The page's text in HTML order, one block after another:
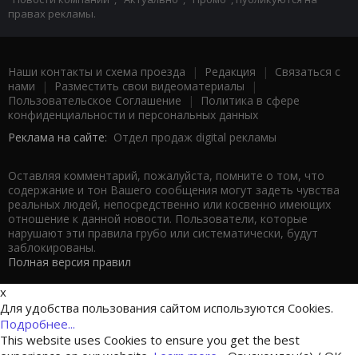
правах рекламы.
Наши контакты и схема проезда | Редакция | Связаться с
нами | Разместить свои видеоматериалы |
Пользовательское Соглашение |
Политика в сфере
конфиденциальности и персональных данных
Реклама на сайте: Отдел продаж digital рекламы
Оставляя комментарий, пожалуйста, помните о том, что
содержание и тон Вашего сообщения могут задеть чувства
реальных людей, непосредственно или косвенно имеющих
отношение к данной новости. Пользователи, которые
нарушают эти правила грубо или систематически, будут
заблокированы.
Полная версия правил
x
Для удобства пользования сайтом используются Cookies.
Подробнее...
This website uses Cookies to ensure you get the best